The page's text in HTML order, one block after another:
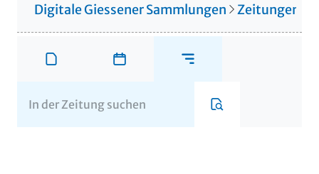
Digitale Giessener Sammlungen Zeitungen